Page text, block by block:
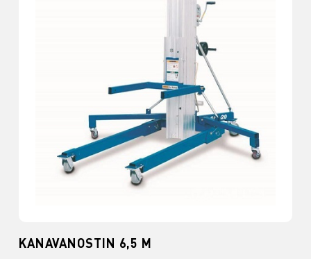
KANAVANOSTIN 6,5 M